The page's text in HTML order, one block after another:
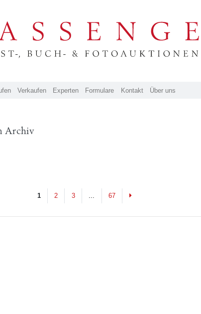
Verkaufen Experten Formulare Kontakt Über uns
Archiv
1 2 3 67 Next